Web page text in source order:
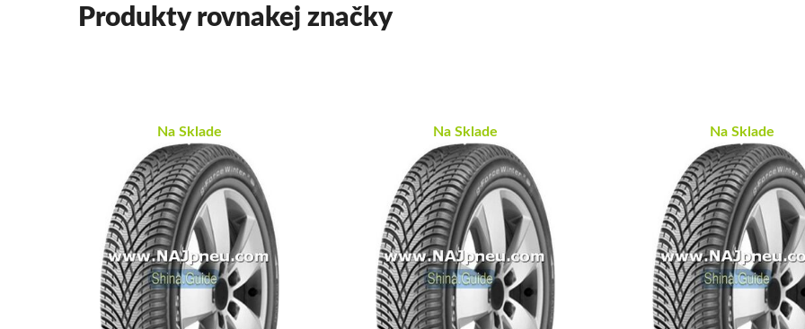
Produkty rovnakej značky
Na Sklade Na Sklade Na Sklade